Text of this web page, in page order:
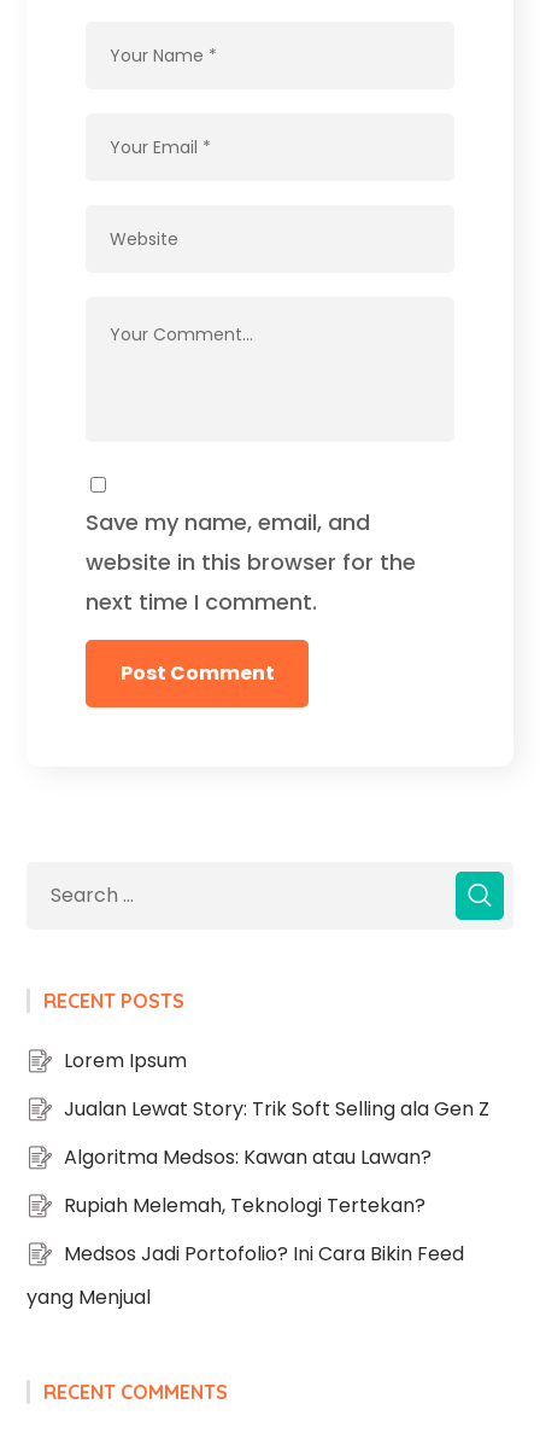
Save my name, email, and
website in this browser for the
next time I comment.
RECENT POSTS
Lorem Ipsum
Jualan Lewat Story: Trik Soft Selling ala Gen Z
Algoritma Medsos: Kawan atau Lawan?
Rupiah Melemah, Teknologi Tertekan?
Medsos Jadi Portofolio? Ini Cara Bikin Feed
yang Menjual
RECENT COMMENTS